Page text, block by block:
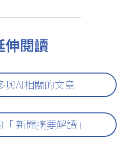
伸閱讀
與AI相關的文章
新聞摘要解讀」